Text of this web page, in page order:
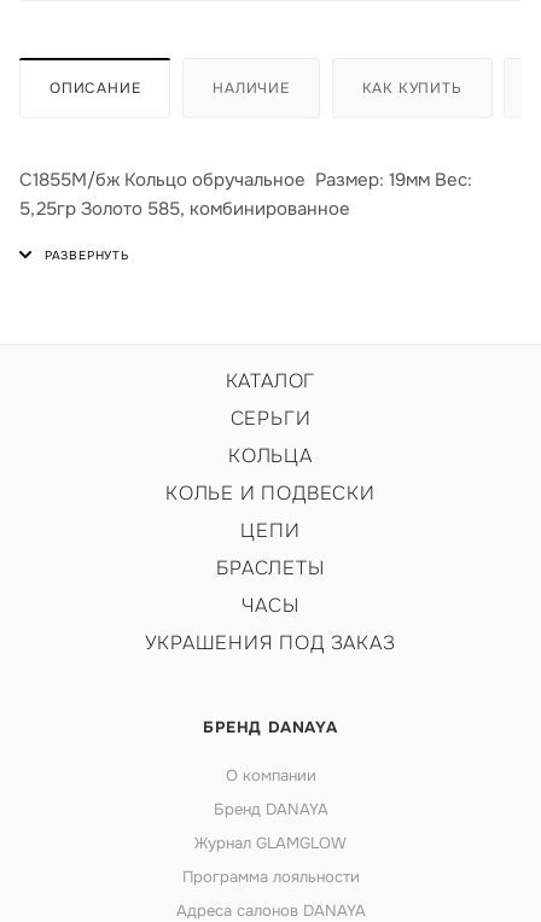
ОПИСАНИЕ НАЛИЧИЕ КАК КУПИТЬ
С1855М/бж Кольцо обручальное Размер: 19мм Вес:
5,25гр Золото 585, комбинированное
КАТАЛОГ
СЕРЬГИ
КОЛЬЦА
КОЛЬЕ И ПОДВЕСКИ
ЦЕПИ
БРАСЛЕТЫ
ЧАСЫ
УКРАШЕНИЯ ПОД ЗАКАЗ
БРЕНД DANAYA
О компании
Бренд DANAYA
Журнал GLAMGLOW
Программа лояльности
Адреса салонов DANAYA